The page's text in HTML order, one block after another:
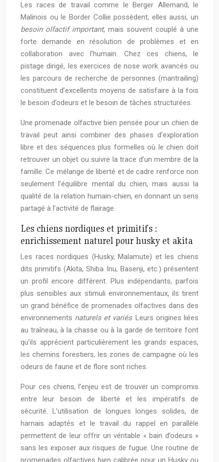
Les races de travail comme le Berger Allemand, le
Malinois ou le Border Collie possèdent, elles aussi, un
besoin olfactif important, mais souvent couplé à une
forte demande en résolution de problèmes et en
collaboration avec l’humain. Chez ces chiens, le
pistage dirigé, les exercices de nose work avancés ou
les parcours de recherche de personnes (mantrailing)
constituent d’excellents moyens de satisfaire à la fois
le besoin d’odeurs et le besoin de tâches structurées.
Une promenade olfactive bien pensée pour un chien de
travail peut ainsi combiner des phases d’exploration
libre et des séquences plus formelles où le chien doit
retrouver un objet ou suivre la trace d’un membre de la
famille. Ce mélange de liberté et de cadre renforce non
seulement l’équilibre mental du chien, mais aussi la
qualité de la relation humain-chien, en donnant un sens
partagé à l’activité de flairage.
Les chiens nordiques et primitifs :
enrichissement naturel pour husky et akita
Les races nordiques (Husky, Malamute) et les chiens
dits primitifs (Akita, Shiba Inu, Basenji, etc.) présentent
un profil encore différent. Plus indépendants, parfois
plus sensibles aux stimuli environnementaux, ils tirent
un grand bénéfice de promenades olfactives dans des
environnements naturels et variés. Leurs origines liées
au traîneau, à la chasse ou à la garde de territoire font
qu’ils apprécient particulièrement les grands espaces,
les chemins forestiers, les zones de campagne où les
odeurs de faune et de flore sont riches.
Pour ces chiens, l’enjeu est de trouver un compromis
entre leur besoin de liberté et les impératifs de
sécurité. L’utilisation de longues longes solides, de
harnais adaptés et le travail du rappel en parallèle
permettent de leur offrir un véritable « bain d’odeurs »
sans les exposer aux risques de fugue. Une routine de
promenades olfactives bien calibrée pour un Husky ou